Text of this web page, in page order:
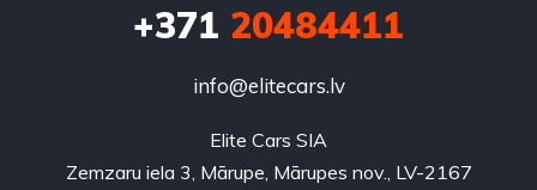
+371 20484411
info@elitecars.lv
Elite Cars SIA
Zemzaru iela 3, Mārupe, Mārupes nov., LV-2167